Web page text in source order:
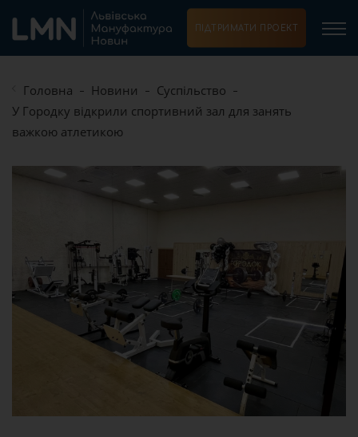
ПІДТРИМАТИ ПРОЕКТ
Головна Новини
Суспільство
У Городку відкрили спортивний зал для занять
важкою атлетикою